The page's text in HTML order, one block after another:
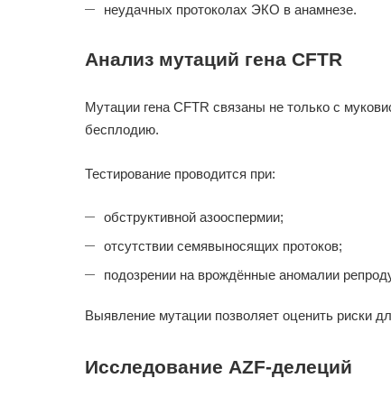
неудачных протоколах ЭКО в анамнезе.
Анализ мутаций гена CFTR
Мутации гена CFTR связаны не только с
бесплодию.
Тестирование проводится при:
обструктивной азооспермии;
отсутствии семявыносящих протоков;
подозрении на врождённые аномалии
Выявление мутации позволяет оценить риски
Исследование AZF-делеций